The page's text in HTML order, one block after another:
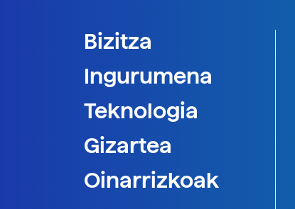
Bizitza
Ingurumena
Teknologia
Gizartea
Oinarrizkoak